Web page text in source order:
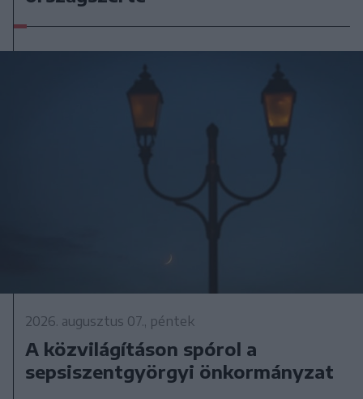
2026. augusztus 07., péntek
A közvilágításon spórol a
sepsiszentgyörgyi önkormányzat